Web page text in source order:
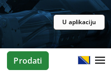
U aplikaciju
Prodati